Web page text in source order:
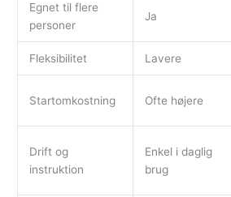
Egnet til flere
personer
Ja
Fleksibilitet Lavere
Startomkostning Ofte højere
Drift og
instruktion
Enkel i daglig
brug